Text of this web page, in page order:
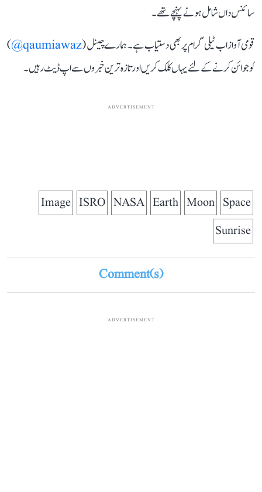
سائنس داں شامل ہونے پہنچے تھے۔
قومی آواز اب ٹیلی گرام پر بھی دستیاب ہے۔ ہمارے چینل (qaumiawaz@
)
کو جوائن کرنے کے لئے یہاں کلک کریں اور تازہ ترین خبروں سے اپ ڈیٹ رہیں۔
ADVERTISEMENT
Space
Moon
Earth
NASA
ISRO
Image
Sunrise
Comment(s)
ADVERTISEMENT